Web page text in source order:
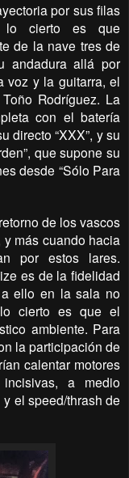
por sus filas
lo cierto es que
de la nave tres de
andadura allá por
voz y la guitarra, el
Rodríguez. La
con el batería
directo “XXX”, y su
que supone su
desde “Sólo Para
de los vascos
más cuando hacia
por estos lares.
es de la fidelidad
ello en la sala no
cierto es que el
ambiente. Para
la participación de
calentar motores
a medio
el speed/thrash de